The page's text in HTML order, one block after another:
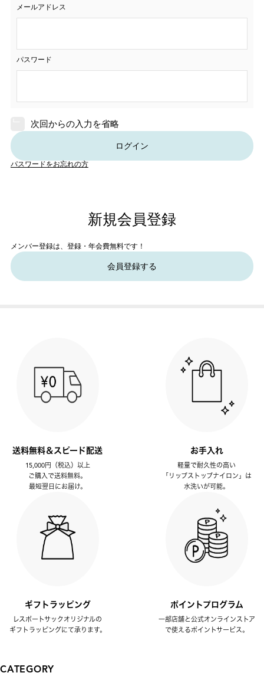
メールアドレス
パスワード
次回からの入力を省略
ログイン
パスワードをお忘れの方
新規会員登録
メンバー登録は、登録・年会費無料です！
会員登録する
送料無料＆スピード配送
15,000円（税込）以上
ご購入で送料無料。
最短翌日にお届け。
お手入れ
軽量で耐久性の高い
「リップストップナイロン」は
水洗いが可能。
ギフトラッピング
レスポートサックオリジナルの
ギフトラッピングにて承ります。
ポイントプログラム
一部店舗と公式オンラインストア
で使えるポイントサービス。
CATEGORY